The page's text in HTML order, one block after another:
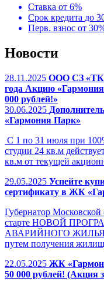
Ставка от 6%
Срок кредита до
Перв. взнос от
Новости
28.11.2025 ООО СЗ «ТКС
года Акцию
000 рублей!»
30.06.2025
«Гармония Парк»
С 1 по 31 июля при
студии 24 кв.м
кв.м от текущей
29.05.2025 Успейте
сертификату в ЖК
Губернатор
старте НОВОЙ
АВАРИЙНОГО
путем получения
22.05.2025 ЖК
50 000 рублей! (Акция